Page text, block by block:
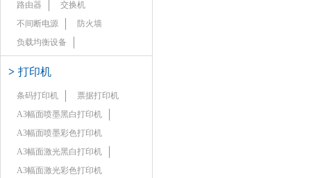
路由器
交换机
不间断电源
防火墙
负载均衡设备
> 打印机
条码打印机
票据打印机
A3幅面喷墨黑白打印机
A3幅面喷墨彩色打印机
A3幅面激光黑白打印机
A3幅面激光彩色打印机